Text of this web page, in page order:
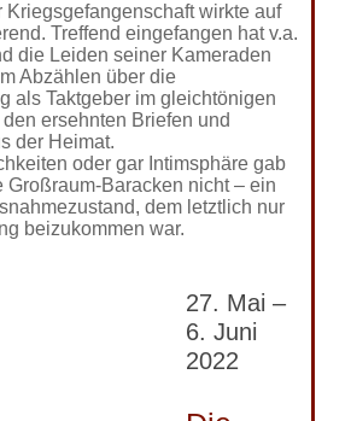
Kriegsgefangenschaft wirkte auf
Treffend eingefangen hat v.a.
die Leiden seiner Kameraden
Abzählen über die
als Taktgeber im gleichtönigen
ersehnten Briefen und
der Heimat.
oder gar Intimsphäre gab
Großraum-Baracken nicht – ein
dem letztlich nur
beizukommen war.
27. Mai –
6. Juni
2022